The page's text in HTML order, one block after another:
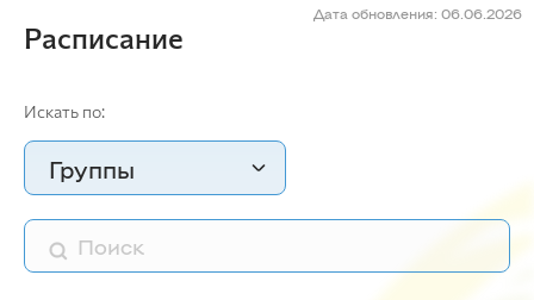
Дата обновления: 06.06.2026
Расписание
Искать по:
Группы